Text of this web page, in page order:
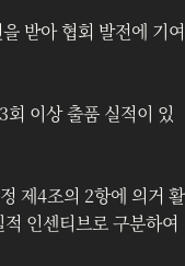
받아 협회 발전에 기여
이상 출품 실적이 있
제4조의 2항에 의거 활
인센티브로 구분하여